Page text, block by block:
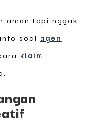
aman tapi nggak
soal agen
klaim